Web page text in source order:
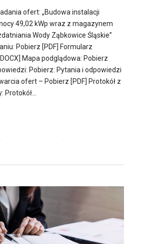
ofert: „Budowa instalacji
49,02 kWp wraz z magazynem
Wody Ząbkowice Śląskie”
Pobierz [PDF] Formularz
Mapa podglądowa: Pobierz
Pobierz: Pytania i odpowiedzi
ofert – Pobierz [PDF] Protokół z